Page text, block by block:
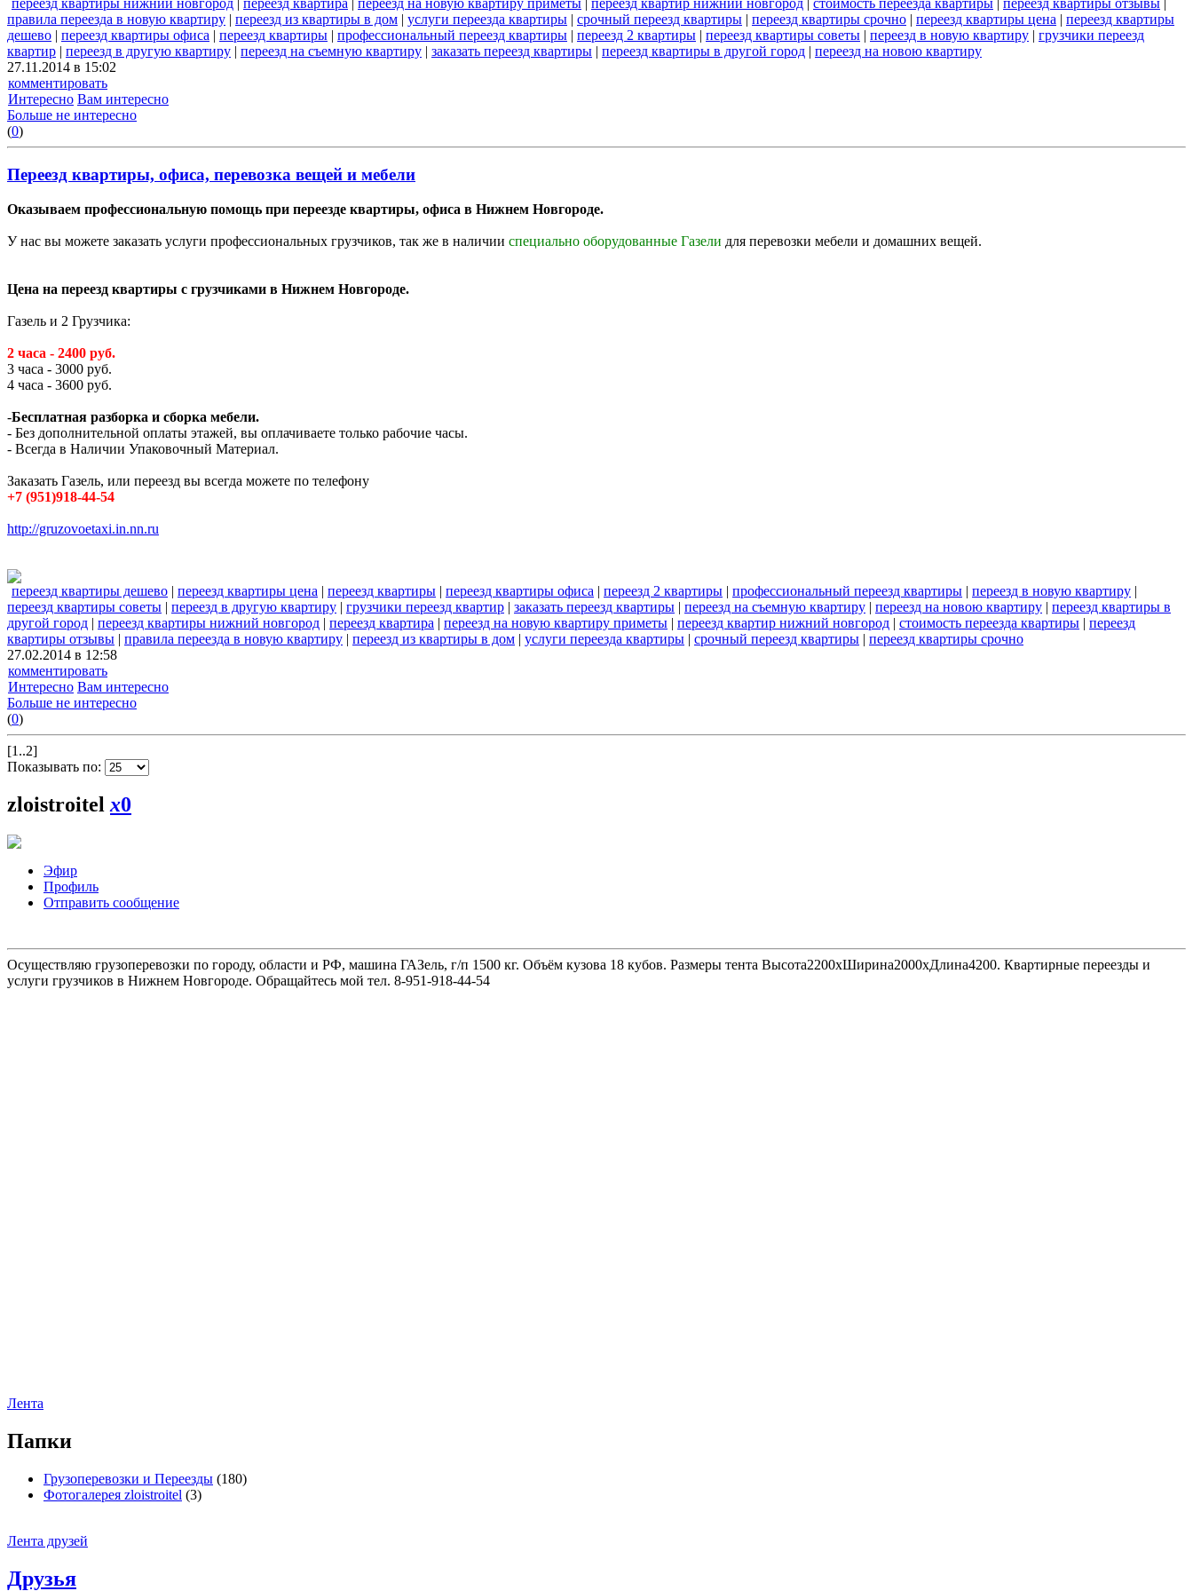
переезд квартиры нижний новгород | переезд квартира | переезд на новую квартиру приметы | переезд квартир нижний новгород | стоимость переезда квартиры | переезд квартиры отзывы |
правила переезда в новую квартиру | переезд из квартиры в дом | услуги переезда квартиры | срочный переезд квартиры | переезд квартиры срочно | переезд квартиры цена | переезд квартиры
дешево | переезд квартиры офиса | переезд квартиры | профессиональный переезд квартиры | переезд 2 квартиры | переезд квартиры советы | переезд в новую квартиру | грузчики переезд
квартир | переезд в другую квартиру | переезд на съемную квартиру | заказать переезд квартиры | переезд квартиры в другой город | переезд на новою квартиру
27.11.2014 в 15:02
комментировать
Интересно Вам интересно
Больше не интересно
(0)
Переезд квартиры, офиса, перевозка вещей и мебели
Оказываем профессиональную помощь при переезде квартиры, офиса в Нижнем Новгороде.
У нас вы можете заказать услуги профессиональных грузчиков, так же в наличии специально оборудованные Газели для перевозки мебели и домашних вещей.
Цена на переезд квартиры с грузчиками в Нижнем Новгороде.
Газель и 2 Грузчика:
2 часа - 2400 руб.
3 часа - 3000 руб.
4 часа - 3600 руб.
-Бесплатная разборка и сборка мебели.
- Без дополнительной оплаты этажей, вы оплачиваете только рабочие часы.
- Всегда в Наличии Упаковочный Материал.
Заказать Газель, или переезд вы всегда можете по телефону
+7 (951)918-44-54
http://gruzovoetaxi.in.nn.ru
переезд квартиры дешево | переезд квартиры цена | переезд квартиры | переезд квартиры офиса | переезд 2 квартиры | профессиональный переезд квартиры | переезд в новую квартиру |
переезд квартиры советы | переезд в другую квартиру | грузчики переезд квартир | заказать переезд квартиры | переезд на съемную квартиру | переезд на новою квартиру | переезд квартиры в
другой город | переезд квартиры нижний новгород | переезд квартира | переезд на новую квартиру приметы | переезд квартир нижний новгород | стоимость переезда квартиры | переезд
квартиры отзывы | правила переезда в новую квартиру | переезд из квартиры в дом | услуги переезда квартиры | срочный переезд квартиры | переезд квартиры срочно
27.02.2014 в 12:58
комментировать
Интересно Вам интересно
Больше не интересно
(0)
[1..2]
Показывать по:
zloistroitelx0
Эфир
Профиль
Отправить сообщение
Осуществляю грузоперевозки по городу, области и РФ, машина ГАЗель, г/п 1500 кг. Объём кузова 18 кубов. Размеры тента Высота2200хШирина2000хДлина4200. Квартирные переезды и
услуги грузчиков в Нижнем Новгороде. Обращайтесь мой тел. 8-951-918-44-54
Лента
Папки
Грузоперевозки и Переезды (180)
Фотогалерея zloistroitel (3)
Лента друзей
Друзья